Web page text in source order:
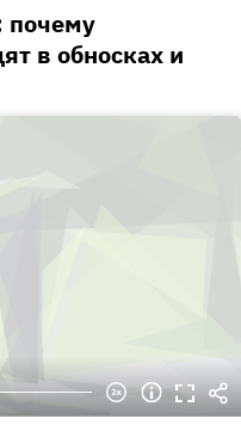
почему
в обносках и